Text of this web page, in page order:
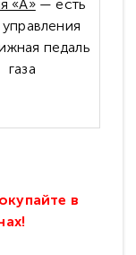
«А»— есть
управления
педаль
газа
в